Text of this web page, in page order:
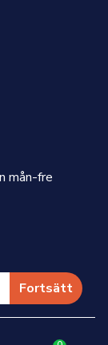
mån-fre
Fortsätt